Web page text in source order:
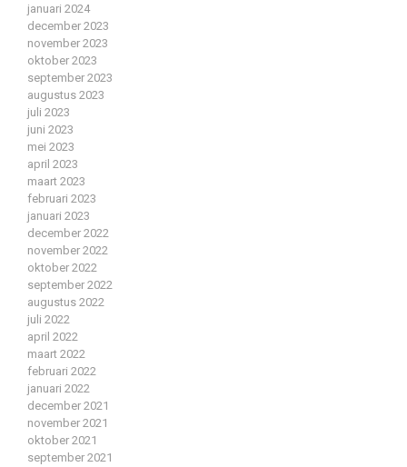
januari 2024
december 2023
november 2023
oktober 2023
september 2023
augustus 2023
juli 2023
juni 2023
mei 2023
april 2023
maart 2023
februari 2023
januari 2023
december 2022
november 2022
oktober 2022
september 2022
augustus 2022
juli 2022
april 2022
maart 2022
februari 2022
januari 2022
december 2021
november 2021
oktober 2021
september 2021